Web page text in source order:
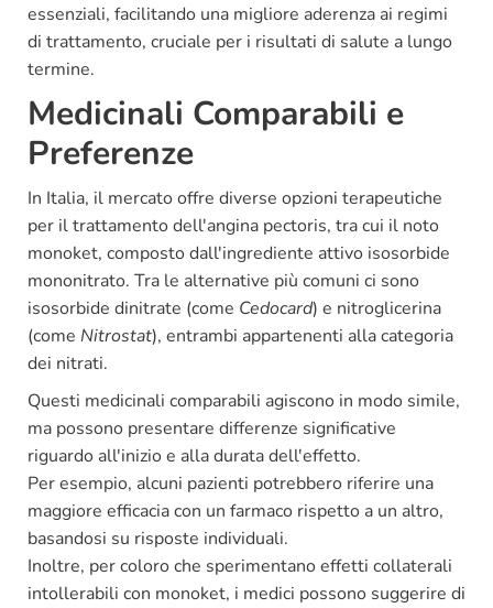
essenziali, facilitando una migliore aderenza ai regimi
di trattamento, cruciale per i risultati di salute a lungo
termine.
Medicinali Comparabili e
Preferenze
In Italia, il mercato offre diverse opzioni terapeutiche
per il trattamento dell'angina pectoris, tra cui il noto
monoket, composto dall'ingrediente attivo isosorbide
mononitrato. Tra le alternative più comuni ci sono
isosorbide dinitrate (come Cedocard) e nitroglicerina
(come Nitrostat), entrambi appartenenti alla categoria
dei nitrati.
Questi medicinali comparabili agiscono in modo simile,
ma possono presentare differenze significative
riguardo all'inizio e alla durata dell'effetto.
Per esempio, alcuni pazienti potrebbero riferire una
maggiore efficacia con un farmaco rispetto a un altro,
basandosi su risposte individuali.
Inoltre, per coloro che sperimentano effetti collaterali
intollerabili con monoket, i medici possono suggerire di